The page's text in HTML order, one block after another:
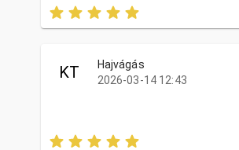
KT
Hajvágás
2026-03-14 12:43